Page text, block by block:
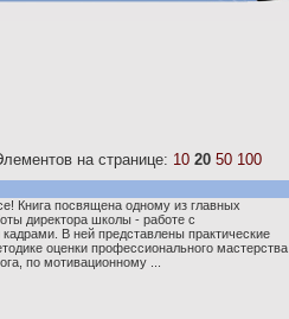
на странице: 10 20 50 100
Книга посвящена одному из главных
директора школы - работе с
кадрами. В ней представлены практические
оценки профессионального мастерства
по мотивационному ...